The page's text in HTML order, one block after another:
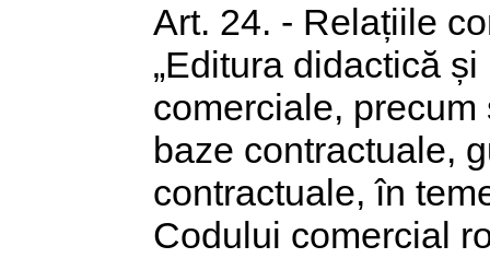
Art. 24. - Relațiile
„Editura didactică
comerciale,
baze contractuale,
contractuale, în
Codului comercial